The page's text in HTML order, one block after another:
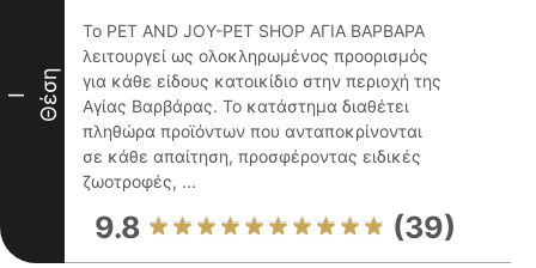
I Θέση
Το PET AND JOY-PET SHOP ΑΓΙΑ ΒΑΡΒΑΡΑ
λειτουργεί ως ολοκληρωμένος προορισμός
για κάθε είδους κατοικίδιο στην περιοχή της
Αγίας Βαρβάρας. Το κατάστημα διαθέτει
πληθώρα προϊόντων που ανταποκρίνονται
σε κάθε απαίτηση, προσφέροντας ειδικές
ζωοτροφές, ...
9.8 (39)